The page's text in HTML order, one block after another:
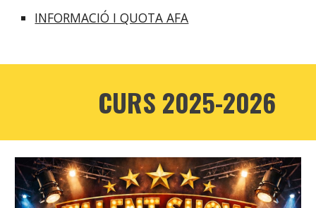
INFORMACIÓ I QUOTA AFA
CURS 2025-2026